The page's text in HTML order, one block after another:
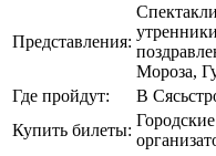
Представления:
Мороза,
Где пройдут:
В
Купить билеты: